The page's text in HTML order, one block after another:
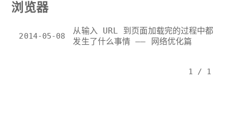
浏览器
2014-05-08
从输入 URL 到页面加载完的过程中都
发生了什么事情 —— 网络优化篇
1 / 1